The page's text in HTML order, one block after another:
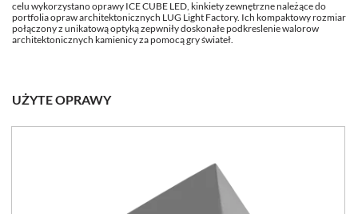
celu wykorzystano oprawy ICE CUBE LED, kinkiety zewnętrzne należące do
portfolia opraw architektonicznych LUG Light Factory. Ich kompaktowy rozmiar
połączony z unikatową optyką zepwniły doskonałe podkreslenie walorow
architektonicznych kamienicy za pomocą gry świateł.
UŻYTE OPRAWY